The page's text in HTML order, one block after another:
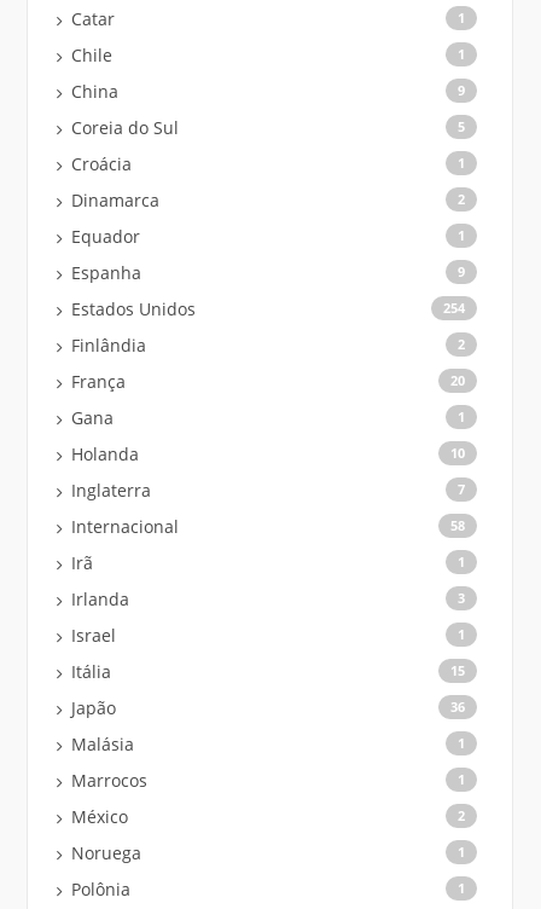
Catar 1
Chile 1
China 9
Coreia do Sul 5
Croácia 1
Dinamarca 2
Equador 1
Espanha 9
Estados Unidos 254
Finlândia 2
França 20
Gana 1
Holanda 10
Inglaterra 7
Internacional 58
Irã 1
Irlanda 3
Israel 1
Itália 15
Japão 36
Malásia 1
Marrocos 1
México 2
Noruega 1
Polônia 1